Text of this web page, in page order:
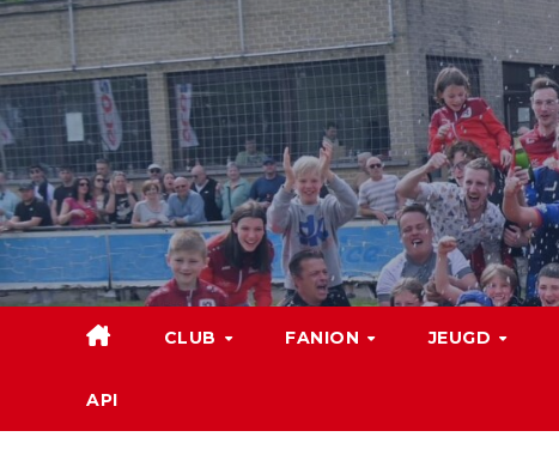
Spring
de
inhoud
CLUB FANION JEUGD
API